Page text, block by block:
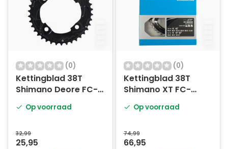
(0)
Kettingblad 38T
Shimano Deore FC-
Op voorraad
32,99
25,95
(0)
Kettingblad 38T
Shimano XT FC-
Op voorraad
74,99
66,95